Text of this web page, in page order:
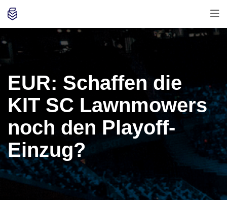
EUR: Schaffen die
KIT SC Lawnmowers
noch den Playoff-
Einzug?